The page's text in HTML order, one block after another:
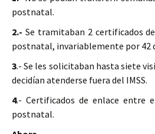
postnatal.
2.- Se tramitaban 2 certificados
postnatal, invariablemente por 42
3.- Se les solicitaban hasta siete
decidían atenderse fuera del IMSS.
4.- Certificados de enlace entre
postnatal.